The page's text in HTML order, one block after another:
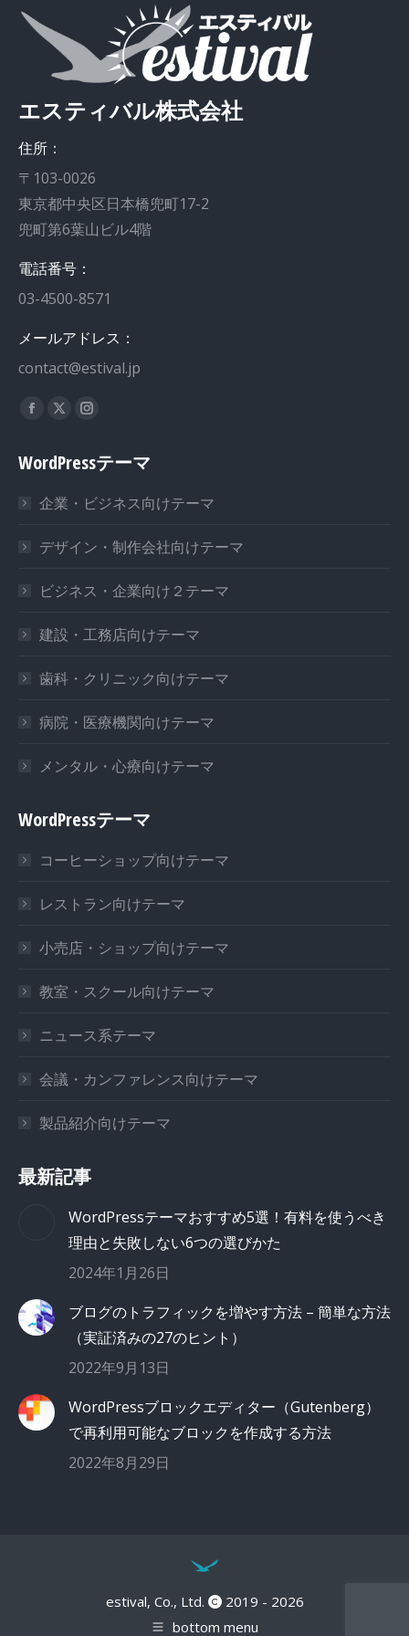
エスティバル株式会社
住所：
〒103-0026
東京都中央区日本橋兜町17-2
兜町第6葉山ビル4階
電話番号：
03-4500-8571
メールアドレス：
contact@estival.jp
私達を見つけてください：
Facebook
opens
new
window
X
opens
new
window
Instagram
opens
new
window
WordPressテーマ
企業・ビジネス向けテーマ
デザイン・制作会社向けテーマ
ビジネス・企業向け２テーマ
建設・工務店向けテーマ
歯科・クリニック向けテーマ
病院・医療機関向けテーマ
メンタル・心療向けテーマ
WordPressテーマ
コーヒーショップ向けテーマ
レストラン向けテーマ
小売店・ショップ向けテーマ
教室・スクール向けテーマ
ニュース系テーマ
会議・カンファレンス向けテーマ
製品紹介向けテーマ
最新記事
WordPressテーマおすすめ5選！有料を使うべき
理由と失敗しない6つの選びかた
2024年1月26日
ブログのトラフィックを増やす方法 – 簡単な方法
（実証済みの27のヒント）
2022年9月13日
WordPressブロックエディター（Gutenberg）
で再利用可能なブロックを作成する方法
2022年8月29日
estival, Co., Ltd.
2019 - 2026
bottom menu